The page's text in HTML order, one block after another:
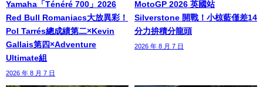
Yamaha「Ténéré 700」2026
Red Bull Romaniacs大放異彩！
Pol Tarrés總成績第二×Kevin
Gallais第四×Adventure
Ultimate組
2026 年 8 月 7 日
MotoGP 2026 英國站
Silverstone 開戰！小椋藍僅差14
分力拚積分龍頭
2026 年 8 月 7 日